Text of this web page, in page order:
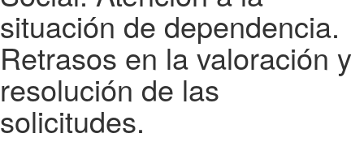
situación de dependencia.
Retrasos en la valoración y
resolución de las
solicitudes.